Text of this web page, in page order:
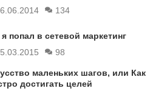
134
я попал в сетевой маркетинг
98
маленьких шагов, или Как
достигать целей